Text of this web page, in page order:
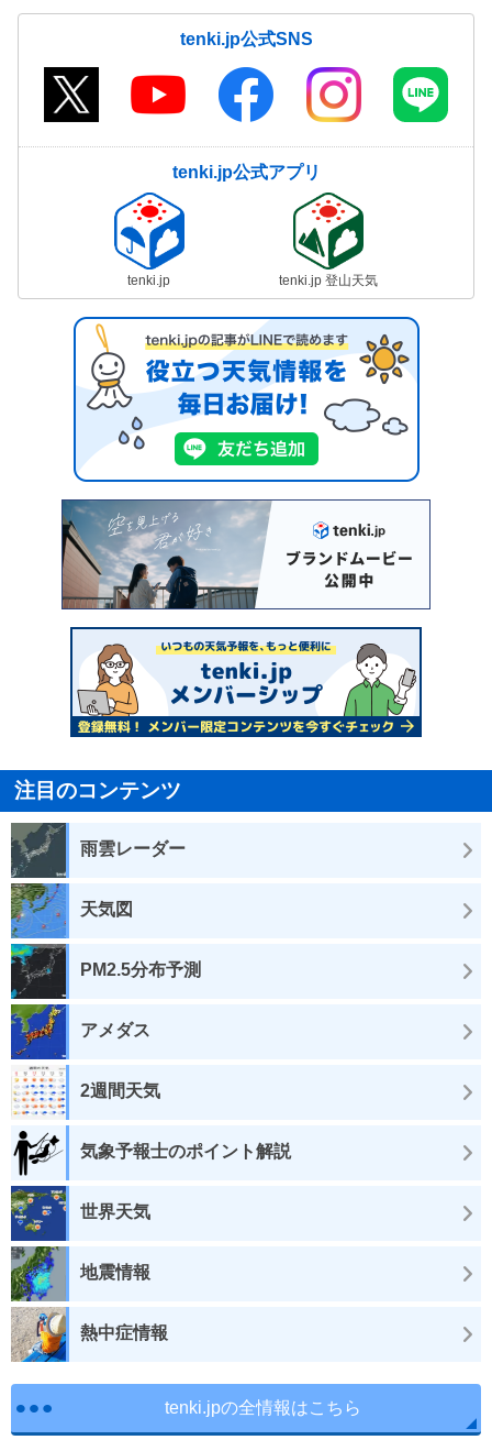
tenki.jp公式SNS
tenki.jp公式アプリ
tenki.jp tenki.jp 登山天気
注目のコンテンツ
雨雲レーダー
天気図
PM2.5分布予測
アメダス
2週間天気
気象予報士のポイント解説
世界天気
地震情報
熱中症情報
tenki.jpの全情報はこちら